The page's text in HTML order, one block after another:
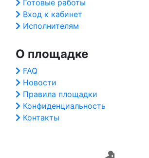
Готовые работы
Вход к кабинет
Исполнителям
О площадке
FAQ
Новости
Правила площадки
Конфиденциальность
Контакты